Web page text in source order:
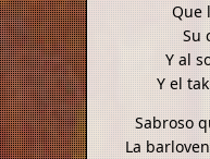
Que
Su
Y al
Y el
Sabroso
La